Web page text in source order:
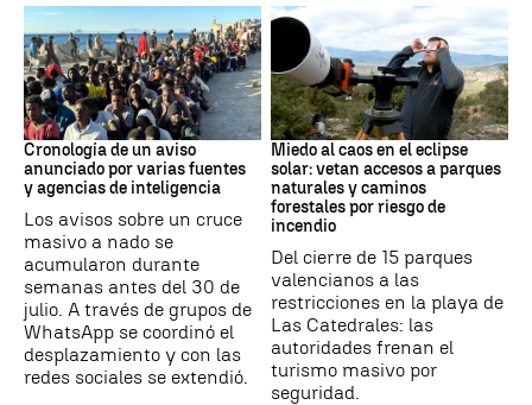
Crisis de Ceuta
Cronología de un aviso
anunciado por varias fuentes
y agencias de inteligencia
Los avisos sobre un cruce
masivo a nado se
acumularon durante
semanas antes del 30 de
julio. A través de grupos de
WhatsApp se coordinó el
desplazamiento y con las
redes sociales se extendió.
Eclipse
Miedo al caos en el eclipse
solar: vetan accesos a parques
naturales y caminos
forestales por riesgo de
incendio
Del cierre de 15 parques
valencianos a las
restricciones en la playa de
Las Catedrales: las
autoridades frenan el
turismo masivo por
seguridad.